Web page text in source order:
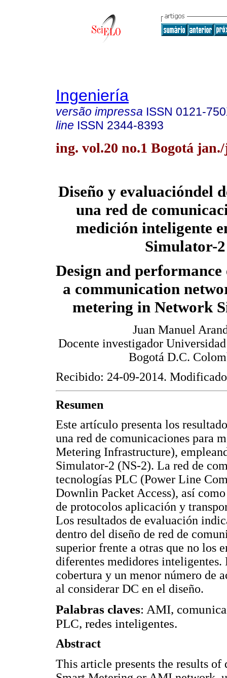
Ingeniería
versão impressa ISSN 0121-
line ISSN 2344-8393
ing. vol.20 no.1 Bogotá
Diseño y evaluacióndel
una red de
medición inteligente
Simulator-2
Design and
a communication
metering in Network
Juan Manuel
Docente investigador
Bogotá D.C.
Recibido: 24-09-2014.
Resumen
Este artículo presenta los
una red de comunicaciones para
Metering Infrastructure),
Simulator-2 (NS-2). La red de
tecnologías PLC (Power Line
Downlin Packet Access), así
de protocolos aplicación y
Los resultados de evaluación
dentro del diseño de red de
superior frente a otras que no los
diferentes medidores inteligentes.
cobertura y un menor número de
al considerar DC en el diseño.
Palabras claves: AMI,
PLC, redes inteligentes.
Abstract
This article presents the results